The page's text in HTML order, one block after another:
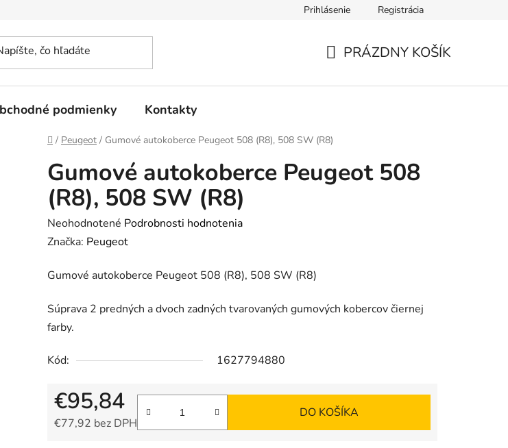
Prihlásenie Registrácia
PRÁZDNY KOŠÍK
podmienky Kontakty
Domov
/ Peugeot / Gumové autokoberce Peugeot 508 (R8), 508 SW (R8)
Gumové autokoberce Peugeot 508
(R8), 508 SW (R8)
Priemerné
hodnotenie
je
z
5
hviezdičiek.
Neohodnotené Podrobnosti hodnotenia
Značka: Peugeot
Gumové autokoberce Peugeot 508 (R8), 508 SW (R8)
Súprava 2 predných a dvoch zadných tvarovaných gumových kobercov čiernej
farby.
Kód: 1627794880
€95,84
€77,92 bez DPH
DO KOŠÍKA